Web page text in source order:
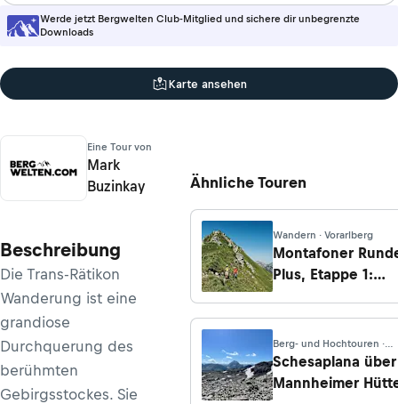
Werde jetzt Bergwelten Club-Mitglied und sichere dir unbegrenzte
Downloads
Karte ansehen
Eine Tour von
Mark
Buzinkay
Beschreibung
Die Trans-Rätikon
Wanderung ist eine
grandiose
Durchquerung des
berühmten
Gebirgsstockes. Sie
Ähnliche Touren
Wandern · Vorarlberg
Montafoner
Plus, Etappe 1:
Geißspitze –
Lindauer Hütte
Berg- und Hochtouren ·
Vorarlberg
Schesaplana über
Mannheimer